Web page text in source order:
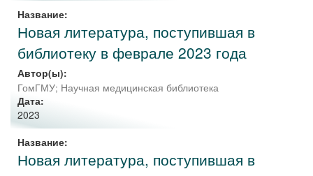
Название:
Новая литература, поступившая в
библиотеку в феврале 2023 года
Автор(ы):
ГомГМУ; Научная медицинская библиотека
Дата:
2023
Название:
Новая литература, поступившая в